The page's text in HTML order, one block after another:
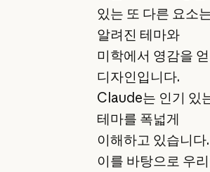
있는 또 다른 요소
알려진 테마와
미학에서 영감을
디자인입니다.
Claude는 인기 있
테마를 폭넓게
이해하고 있습니다.
이를 바탕으로 우